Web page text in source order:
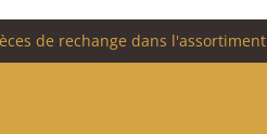
de rechange dans l'assortiment